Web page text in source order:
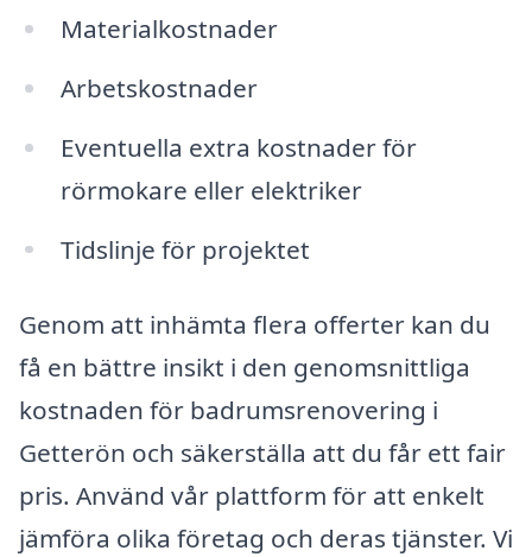
Materialkostnader
Arbetskostnader
Eventuella extra kostnader för
rörmokare eller elektriker
Tidslinje för projektet
Genom att inhämta flera offerter kan du
få en bättre insikt i den genomsnittliga
kostnaden för badrumsrenovering i
Getterön och säkerställa att du får ett fair
pris. Använd vår plattform för att enkelt
jämföra olika företag och deras tjänster. Vi